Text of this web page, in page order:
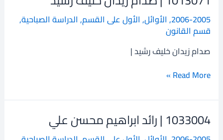
2006-2005
, الأوائل, الأول على القسم, الدراسة الصباحية,
قسم القانون
صدام زيدان خليف رشيد |
صدام
زيدان
خليف
رشيد
Read More »
1033004 | رائد ابراهيم محسن علي
1033004